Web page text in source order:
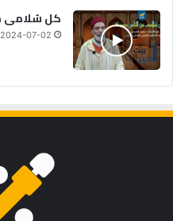
كل سُلامى
2024-07-02